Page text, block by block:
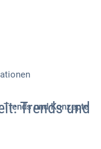
und Konzepte
Trends und